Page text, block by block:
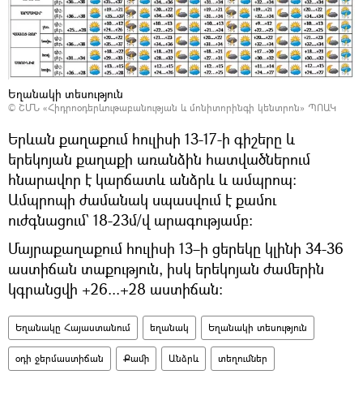
Եղանակի տեսություն
© ՇՄՆ «Հիդրոօդերևութաբանության և մոնիտորինգի կենտրոն» ՊՈԱԿ
Երևան քաղաքում հուլիսի 13-17-ի գիշերը և
երեկոյան քաղաքի առանձին հատվածներում
հնարավոր է կարճատև անձրև և ամպրոպ:
Ամպրոպի ժամանակ սպասվում է քամու
ուժգնացում` 18-23մ/վ արագությամբ։
Մայրաքաղաքում հուլիսի 13–ի ցերեկը կլինի 34-36
աստիճան տաքություն, իսկ երեկոյան ժամերին
կգրանցվի +26...+28 աստիճան։
Եղանակը Հայաստանում եղանակ Եղանակի տեսություն
օդի ջերմաստիճան Քամի Անձրև տեղումներ